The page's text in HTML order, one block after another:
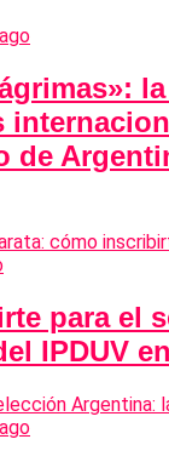
de
para el
IPDUV